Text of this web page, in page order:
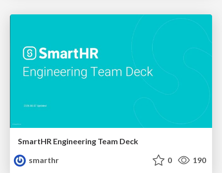
SmartHR Engineering Team Deck
smarthr
0 190